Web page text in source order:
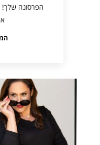
הפרסונה